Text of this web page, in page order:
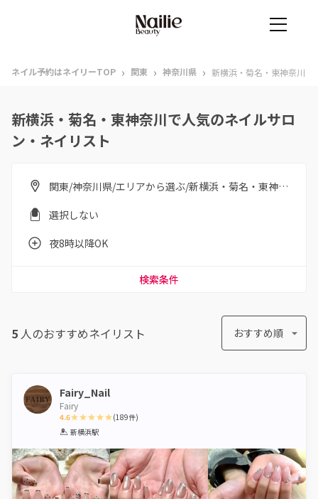
ネイル予約はネイリーTOP › 関東 › 神奈川県 › 新横浜・菊名・東神奈川
新横浜・菊名・東神奈川で人気のネイルサロ
ン・ネイリスト
関東/神奈川県/エリアから選ぶ/新横浜・菊名・東神奈川
選択しない
夜8時以降OK
検索条件
5 人のおすすめネイリスト おすすめ順
Fairy_Nail
Fairy
4.6
1 2 3 4
(189件)
新横浜駅